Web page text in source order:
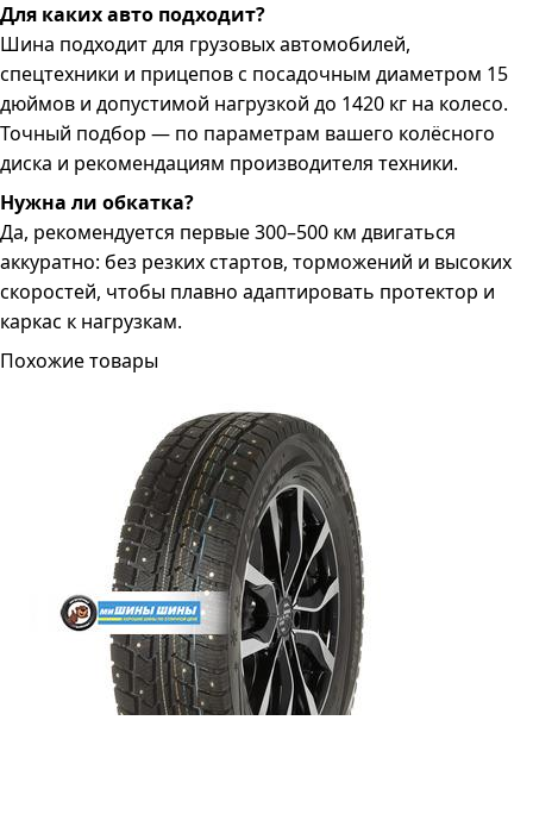
Для каких авто подходит?
Шина подходит для грузовых автомобилей,
спецтехники и прицепов с посадочным диаметром 15
дюймов и допустимой нагрузкой до 1420 кг на колесо.
Точный подбор — по параметрам вашего колёсного
диска и рекомендациям производителя техники.
Нужна ли обкатка?
Да, рекомендуется первые 300–500 км двигаться
аккуратно: без резких стартов, торможений и высоких
скоростей, чтобы плавно адаптировать протектор и
каркас к нагрузкам.
Похожие товары